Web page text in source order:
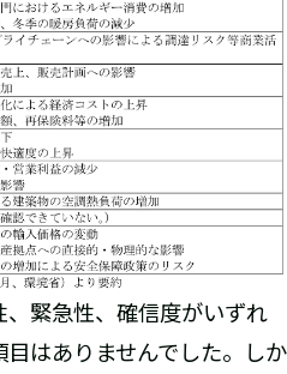
緊急性、確信度がいずれ
はありませんでした。しか